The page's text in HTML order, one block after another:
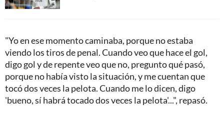
"Yo en ese momento caminaba, porque no estaba
viendo los tiros de penal. Cuando veo que hace el gol,
digo gol y de repente veo que no, pregunto qué pasó,
porque no había visto la situación, y me cuentan que
tocó dos veces la pelota. Cuando me lo dicen, digo
'bueno, sí habrá tocado dos veces la pelota'...", repasó.